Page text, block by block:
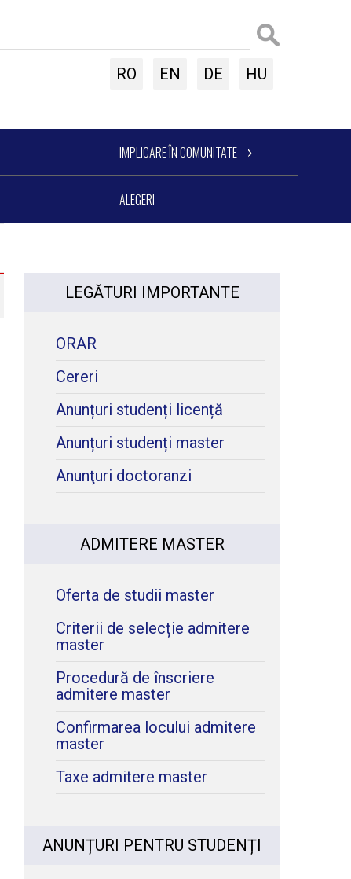
RO EN DE HU
IMPLICARE ÎN COMUNITATE
ALEGERI
LEGĂTURI IMPORTANTE
ORAR
Cereri
Anunțuri studenți licență
Anunțuri studenți master
Anunţuri doctoranzi
ADMITERE MASTER
Oferta de studii master
Criterii de selecție admitere
master
Procedură de înscriere
admitere master
Confirmarea locului admitere
master
Taxe admitere master
ANUNȚURI PENTRU STUDENȚI